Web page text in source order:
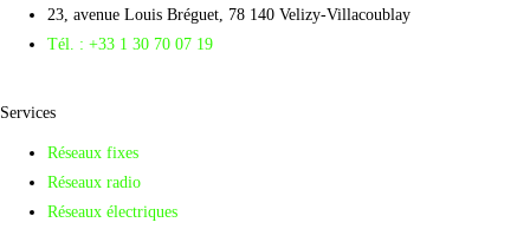
23, avenue Louis Bréguet, 78 140 Velizy-Villacoublay
Tél. : +33 1 30 70 07 19
Services
Réseaux fixes
Réseaux radio
Réseaux électriques